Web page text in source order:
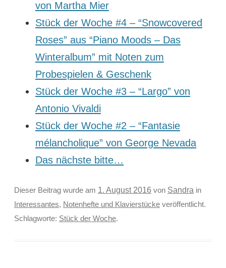
von Martha Mier
Stück der Woche #4 – “Snowcovered
Roses” aus “Piano Moods – Das
Winteralbum” mit Noten zum
Probespielen & Geschenk
Stück der Woche #3 – “Largo” von
Antonio Vivaldi
Stück der Woche #2 – “Fantasie
mélancholique” von George Nevada
Das nächste bitte…
Dieser Beitrag wurde am 1. August 2016 von Sandra in
Interessantes, Notenhefte und Klavierstückeveröffentlicht.
Schlagworte: Stück der Woche.